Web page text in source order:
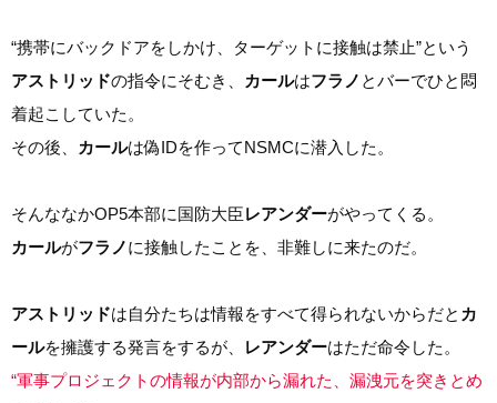
“携帯にバックドアをしかけ、ターゲットに接触は禁止”という
アストリッドの指令にそむき、 カールはフラノ とバーでひと悶
着起こしていた。
その後、
カールは偽IDを作ってNSMCに潜入した。
そんななかOP5本部に国防大臣レアンダーがやってくる。
カールがフラノに接触したことを、非難しに来たのだ。
アストリッドは自分たちは情報をすべて得られないからだと カ
ールを擁護する発言をするが、 レアンダーはただ命令した。
“軍事プロジェクトの情報が内部から漏れた、漏洩元を突きとめ